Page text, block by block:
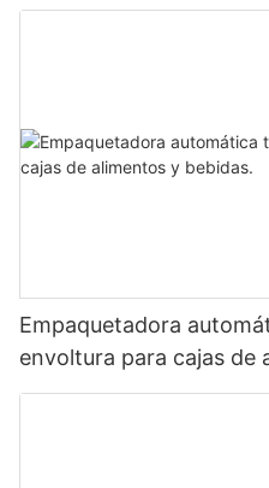
Empaquetadora
envoltura para cajas de